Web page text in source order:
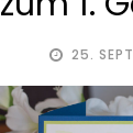
25.